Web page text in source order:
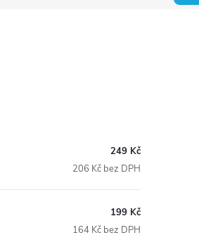
249 Kč
206 Kč bez DPH
199 Kč
164 Kč bez DPH